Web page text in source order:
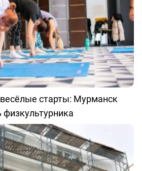
старты: Мурманск